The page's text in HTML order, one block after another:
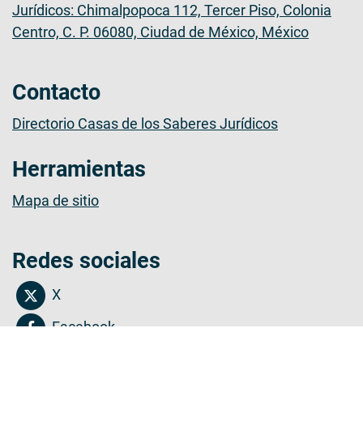
Jurídicos: Chimalpopoca 112, Tercer Piso, Colonia
Centro, C. P. 06080, Ciudad de México, México
Contacto
Directorio Casas de los Saberes Jurídicos
Herramientas
Mapa de sitio
Redes sociales
X
Facebook